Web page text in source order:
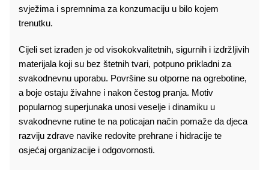
svježima i spremnima za konzumaciju u bilo kojem
trenutku.
Cijeli set izrađen je od visokokvalitetnih, sigurnih i izdržljivih
materijala koji su bez štetnih tvari, potpuno prikladni za
svakodnevnu uporabu. Površine su otporne na ogrebotine,
a boje ostaju živahne i nakon čestog pranja. Motiv
popularnog superjunaka unosi veselje i dinamiku u
svakodnevne rutine te na poticajan način pomaže da djeca
razviju zdrave navike redovite prehrane i hidracije te
osjećaj organizacije i odgovornosti.